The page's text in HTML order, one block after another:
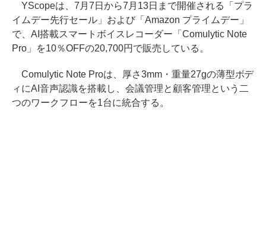
YScopeは、7月7日から7月13日まで開催される「プラ
イムデー先行セール」および「Amazon プライムデー」
で、AI搭載スマートボイスレコーダー「Comulytic Note
Pro」を10％OFFの20,700円で販売している。
Comulytic Note Proは、厚さ3mm・重量27gの薄型ボデ
ィにAI音声認識を搭載し、会議管理と顧客管理という二
つのワークフローを1台に統合する。